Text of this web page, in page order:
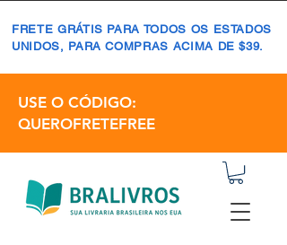
FRETE GRÁTIS PARA TODOS OS ESTADOS
UNIDOS, PARA COMPRAS ACIMA DE $39.
USE O CÓDIGO:
QUEROFRETEFREE